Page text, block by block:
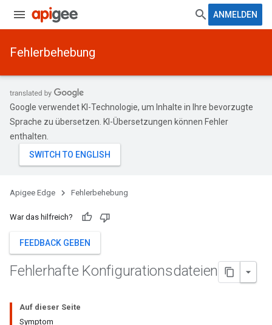
ANMELDEN
Fehlerbehebung
Google verwendet KI-Technologie, um Inhalte in Ihre bevorzugte
Sprache zu übersetzen. KI-Übersetzungen können Fehler
enthalten.
Apigee Edge Fehlerbehebung
War das hilfreich?
FEEDBACK GEBEN
Fehlerhafte Konfigurationsdateien
Auf dieser Seite
Symptom